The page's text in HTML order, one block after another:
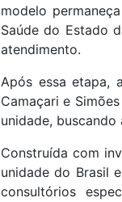
modelo
Saúde do Estado
atendimento.
Após essa etapa,
Camaçari e
unidade,
Construída com
unidade do Brasil
consultórios